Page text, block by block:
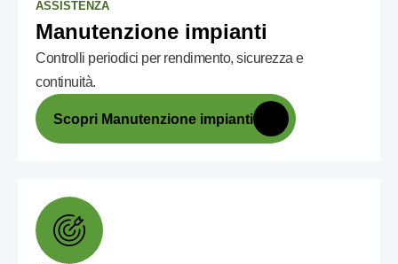
ASSISTENZA
Manutenzione impianti
Controlli periodici per rendimento, sicurezza e
continuità.
Scopri Manutenzione impianti